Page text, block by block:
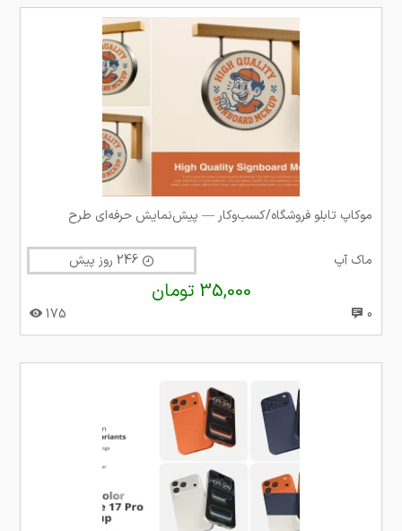
موکاپ تابلو فروشگاه/کسب‌وکار — پیش‌نمایش حرفه‌ای طرح
ماک آپ
35,000 تومان
0
175